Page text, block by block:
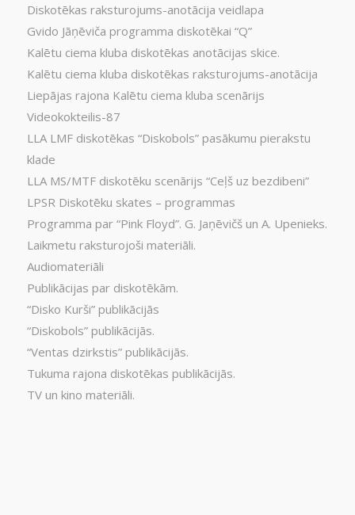
Diskotēkas raksturojums-anotācija veidlapa
Gvido Jāņēviča programma diskotēkai “Q”
Kalētu ciema kluba diskotēkas anotācijas skice.
Kalētu ciema kluba diskotēkas raksturojums-anotācija
Liepājas rajona Kalētu ciema kluba scenārijs
Videokokteilis-87
LLA LMF diskotēkas “Diskobols” pasākumu pierakstu
klade
LLA MS/MTF diskotēku scenārijs “Ceļš uz bezdibeni”
LPSR Diskotēku skates – programmas
Programma par “Pink Floyd”. G. Jaņēvičš un A. Upenieks.
Laikmetu raksturojoši materiāli.
Audiomateriāli
Publikācijas par diskotēkām.
“Disko Kurši” publikācijās
“Diskobols” publikācijās.
“Ventas dzirkstis” publikācijās.
Tukuma rajona diskotēkas publikācijās.
TV un kino materiāli.